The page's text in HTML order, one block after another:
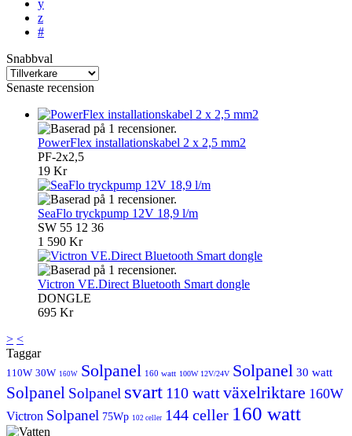
y
z
#
Snabbval
Senaste recension
PowerFlex installationskabel 2 x 2,5 mm2
PF-2x2,5
19 Kr
SeaFlo tryckpump 12V 18,9 l/m
SW 55 12 36
1 590 Kr
Victron VE.Direct Bluetooth Smart dongle
DONGLE
695 Kr
> <
Taggar
110W 30W 160W Solpanel 160 watt 100W 12V/24V Solpanel 30 watt
Solpanel Solpanel svart 110 wattväxelriktare 160W
Victron Solpanel 75Wp 102 celler 144 celler 160 watt